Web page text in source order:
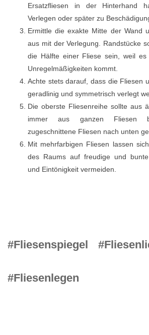
Ersatzfliesen in der Hinterhand
Verlegen oder später zu
Ermittle die exakte Mitte der Wand
aus mit der Verlegung. Randstücke
die Hälfte einer Fliese sein, weil es
Unregelmäßigkeiten kommt.
Achte stets darauf, dass die Fliesen
geradlinig und symmetrisch verlegt
Die oberste Fliesenreihe sollte aus
immer aus ganzen Fliesen
zugeschnittene Fliesen nach unten
Mit mehrfarbigen Fliesen lassen
des Raums auf freudige und
und Eintönigkeit vermeiden.
#Fliesenspiegel
#Fliesenlegen